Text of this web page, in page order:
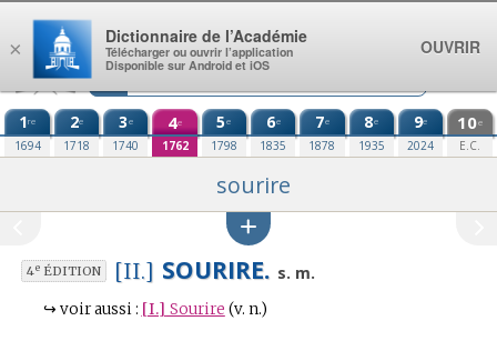
Aller au contenu
1re
1694
2e
1718
3e
1740
4e
1762
5e
1798
6e
1835
7e
1878
8e
1935
9e
2024
10e
E.C.
sourire
4eÉDITION [II.] SOURIRE. s. m.
↪ voir aussi : [I.] Sourire (v. n.)
×
Dictionnaire de l’Académie
Télécharger ou ouvrir l’application
Disponible sur Android et iOS
OUVRIR